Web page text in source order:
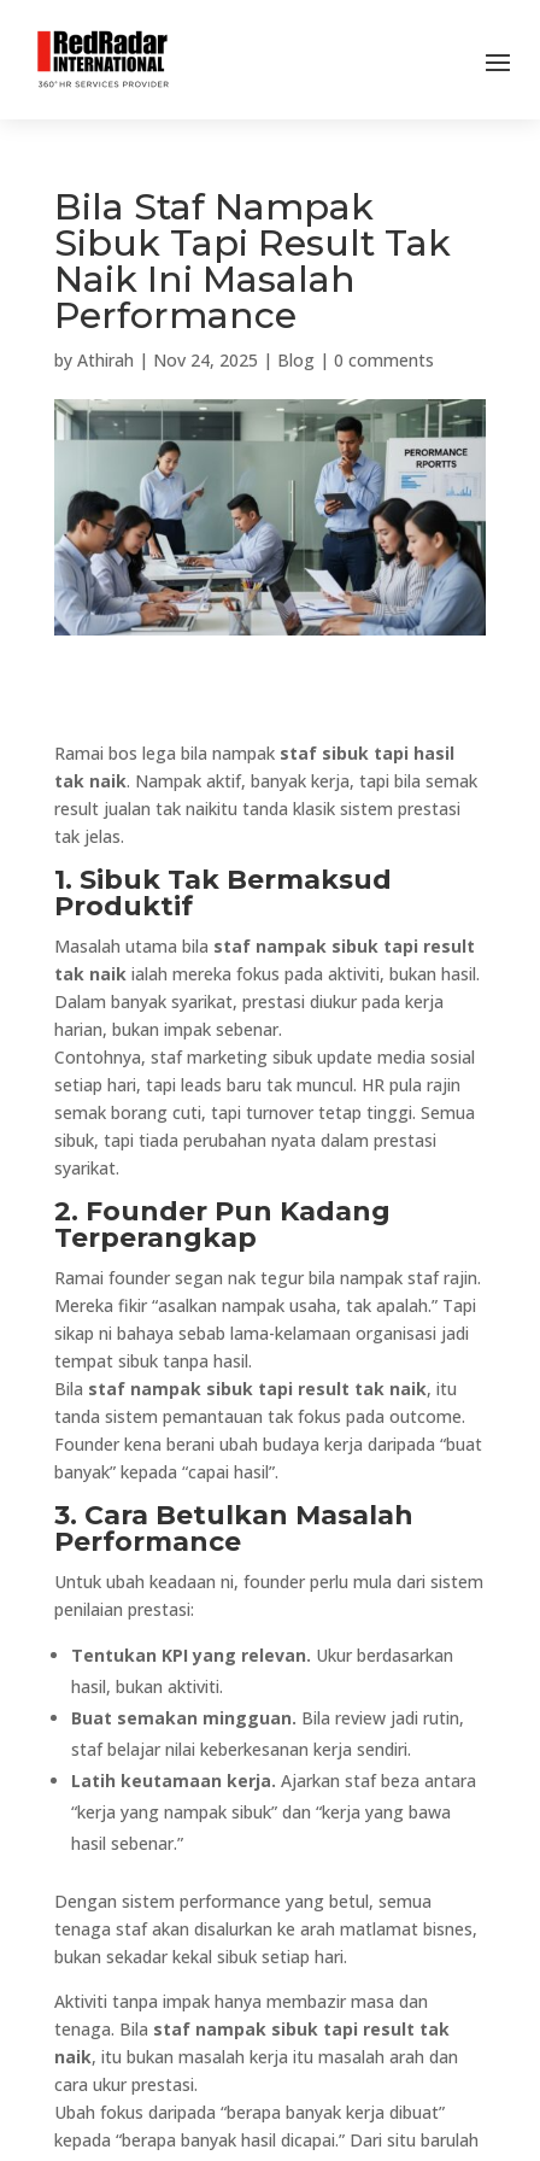
Bila Staf Nampak
Sibuk Tapi Result Tak
Naik Ini Masalah
Performance
by Athirah | Nov 24, 2025 | Blog| 0 comments
Ramai bos lega bila nampak staf sibuk tapi hasil
tak naik. Nampak aktif, banyak kerja, tapi bila semak
result jualan tak naikitu tanda klasik sistem prestasi
tak jelas.
1. Sibuk Tak Bermaksud
Produktif
Masalah utama bila staf nampak sibuk tapi result
tak naik ialah mereka fokus pada aktiviti, bukan hasil.
Dalam banyak syarikat, prestasi diukur pada kerja
harian, bukan impak sebenar.
Contohnya, staf marketing sibuk update media sosial
setiap hari, tapi leads baru tak muncul. HR pula rajin
semak borang cuti, tapi turnover tetap tinggi. Semua
sibuk, tapi tiada perubahan nyata dalam prestasi
syarikat.
2. Founder Pun Kadang
Terperangkap
Ramai founder segan nak tegur bila nampak staf rajin.
Mereka fikir “asalkan nampak usaha, tak apalah.” Tapi
sikap ni bahaya sebab lama-kelamaan organisasi jadi
tempat sibuk tanpa hasil.
Bila staf nampak sibuk tapi result tak naik, itu
tanda sistem pemantauan tak fokus pada outcome.
Founder kena berani ubah budaya kerja daripada “buat
banyak” kepada “capai hasil”.
3. Cara Betulkan Masalah
Performance
Untuk ubah keadaan ni, founder perlu mula dari sistem
penilaian prestasi:
Tentukan KPI yang relevan. Ukur berdasarkan
hasil, bukan aktiviti.
Buat semakan mingguan. Bila review jadi rutin,
staf belajar nilai keberkesanan kerja sendiri.
Latih keutamaan kerja. Ajarkan staf beza antara
“kerja yang nampak sibuk” dan “kerja yang bawa
hasil sebenar.”
Dengan sistem performance yang betul, semua
tenaga staf akan disalurkan ke arah matlamat bisnes,
bukan sekadar kekal sibuk setiap hari.
Aktiviti tanpa impak hanya membazir masa dan
tenaga. Bila staf nampak sibuk tapi result tak
naik, itu bukan masalah kerja itu masalah arah dan
cara ukur prestasi.
Ubah fokus daripada “berapa banyak kerja dibuat”
kepada “berapa banyak hasil dicapai.” Dari situ barulah